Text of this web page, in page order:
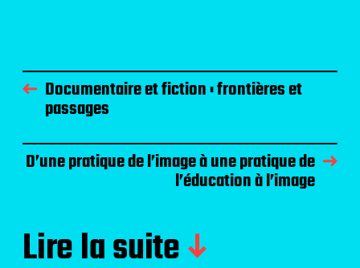
Documentaire et fiction : frontières et
passages
D’une pratique de l’image à une pratique de
l’éducation à l’image
Lire la suite